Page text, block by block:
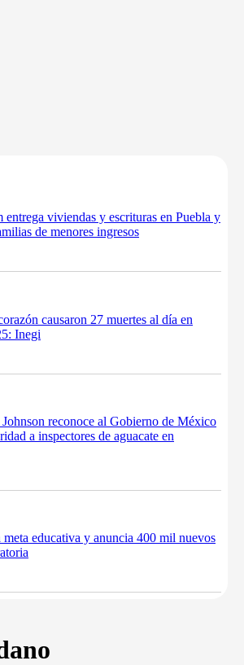
entrega viviendas y escrituras en Puebla y
de menores ingresos
causaron 27 muertes al día en
Inegi
reconoce al Gobierno de México
a inspectores de aguacate en
educativa y anuncia 400 mil nuevos